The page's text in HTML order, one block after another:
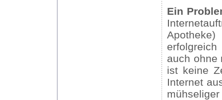
Ein
auch ohne
ist keine
Internet